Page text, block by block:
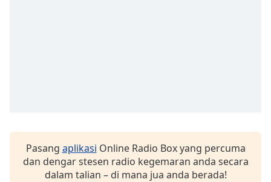
Pasang aplikasi Online Radio Box yang percuma
dan dengar stesen radio kegemaran anda secara
dalam talian – di mana jua anda berada!